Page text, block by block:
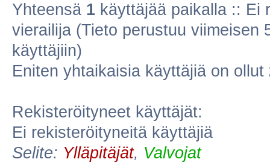
Yhteensä 1 käyttäjää paikalla :: Ei
vierailija (Tieto perustuu viimeisen
käyttäjiin)
Eniten yhtaikaisia käyttäjiä on ollut
Rekisteröityneet käyttäjät:
Ei rekisteröityneitä käyttäjiä
Selite: Ylläpitäjät, Valvojat